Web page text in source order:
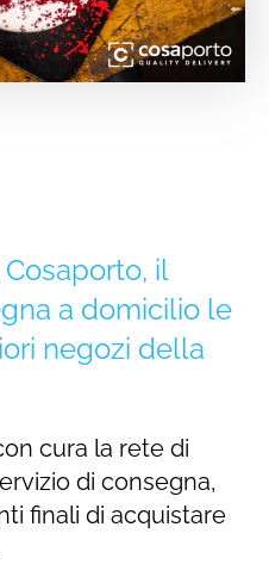
il
a domicilio le
negozi della
cura la rete di
di consegna,
finali di acquistare